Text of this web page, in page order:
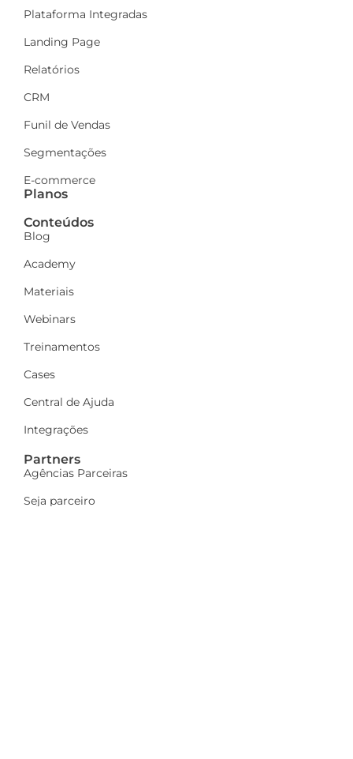
Plataforma Integradas
Landing Page
Relatórios
CRM
Funil de Vendas
Segmentações
E-commerce
Planos
Conteúdos
Blog
Academy
Materiais
Webinars
Treinamentos
Cases
Central de Ajuda
Integrações
Partners
Agências Parceiras
Seja parceiro